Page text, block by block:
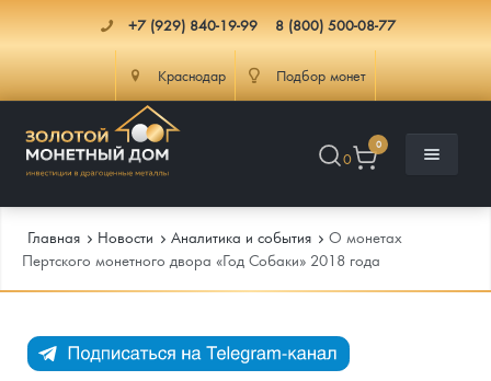
+7 (929) 840-19-99 8 (800) 500-08-77
Краснодар Подбор монет
0
0
Каталог Монет
Инфо
Главная Новости Аналитика и события
О монетах
Пертского монетного двора «Год Собаки» 2018 года